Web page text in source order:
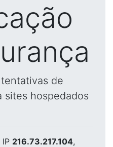
de
sites hospedados
216.73.217.104,